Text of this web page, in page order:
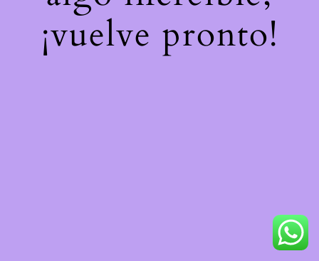
¡vuelve pronto!